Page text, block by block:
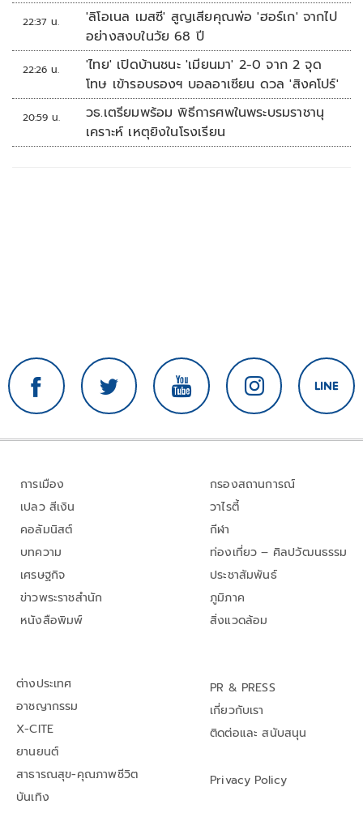
22:37 น.
'ลิโอเนล เมสซี' สูญเสียคุณพ่อ 'ฮอร์เก' จากไป
อย่างสงบในวัย 68 ปี
22:26 น.
'ไทย' เปิดบ้านชนะ 'เมียนมา' 2-0 จาก 2 จุด
โทษ เข้ารอบรองฯ บอลอาเซียน ดวล 'สิงคโปร์'
20:59 น.
วธ.เตรียมพร้อม พิธีการศพในพระบรมราชานุ
เคราะห์ เหตุยิงในโรงเรียน
การเมือง
เปลว สีเงิน
คอลัมนิสต์
บทความ
เศรษฐกิจ
ข่าวพระราชสำนัก
หนังสือพิมพ์
กรองสถานการณ์
วาไรตี้
กีฬา
ท่องเที่ยว – ศิลปวัฒนธรรม
ประชาสัมพันธ์
ภูมิภาค
สิ่งแวดล้อม
ต่างประเทศ
อาชญากรรม
X-CITE
ยานยนต์
สาธารณสุข-คุณภาพชีวิต
บันเทิง
PR & PRESS
เกี่ยวกับเรา
ติดต่อและ สนับสนุน
Privacy Policy